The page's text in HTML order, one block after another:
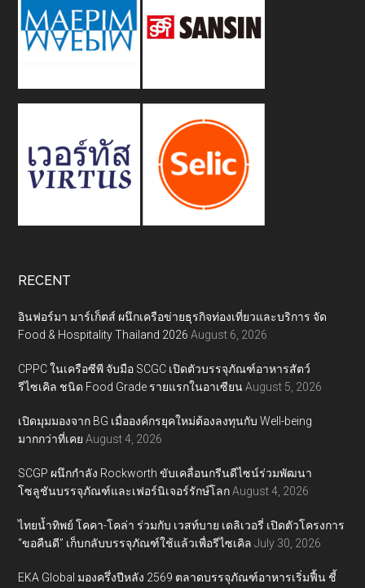
RECENT
อินฟอร์มา มาร์เก็ตส์ ผนึกเครือข่ายธุรกิจท่องเที่ยวและบริการ จัด
Food & Hospitality Thailand 2026 August 6, 2026
CPPC ในเครือซีพี จับมือ SCGC เปิดตัวบรรจุภัณฑ์อาหารสัตว์
รีไซเคิล ชนิด Food Grade รายแรกในอาเซียน August 5, 2026
เปิดมุมมองจาก BG เมื่อองค์กรยุคใหม่ต้องลงทุนกับ Well-being
มากกว่าที่เคย August 4, 2026
SCGP ผนึกกำลัง Rockworth ขับเคลื่อนกรีนดีไซน์ร่วมพัฒนา
โซลูชันบรรจุภัณฑ์และเฟอร์นิเจอร์รักษ์โลก August 4, 2026
ไทยน้ำทิพย์ โคคา-โคล่า ร่วมกับ เวสท์บาย เดลิเวอรี่ เปิดตัวโครงการ
“ขอคืนดี” เก็บกลับบรรจุภัณฑ์ใช้แล้วเพื่อรีไซเคิล July 30, 2026
EKA Global มองครึ่งปีหลัง 2569 ตลาดบรรจุภัณฑ์อาหารเริ่มฟื้น ชี้